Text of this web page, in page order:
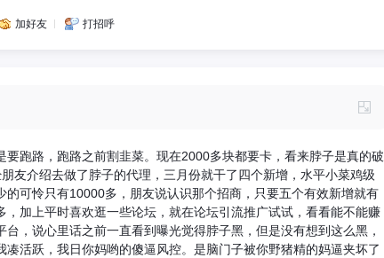
加好友 打招呼
跑路，跑路之前割韭菜。现在2000多块都要卡，看来脖子是真的破
友介绍去做了脖子的代理，三月份就干了四个新增，水平小菜鸡级
可怜只有10000多，朋友说认识那个招商，只要五个有效新增就有
加上平时喜欢逛一些论坛，就在论坛引流推广试试，看看能不能赚
，说心里话之前一直看到曝光觉得脖子黑，但是没有想到这么黑，
活跃，我日你妈哟的傻逼风控。是脑门子被你野猪精的妈逼夹坏了